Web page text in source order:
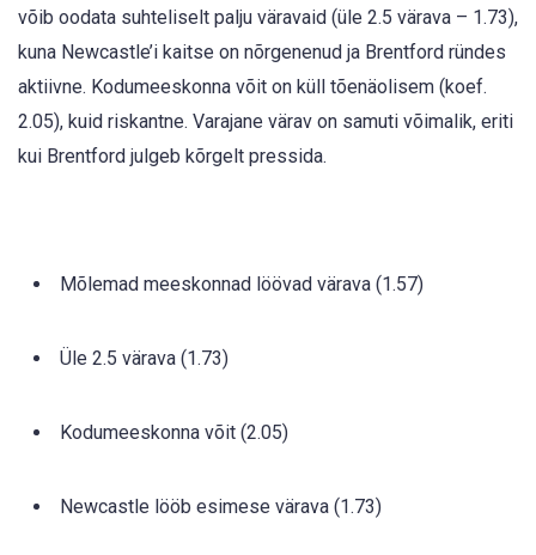
võib oodata suhteliselt palju väravaid (üle 2.5 värava – 1.73),
kuna Newcastle’i kaitse on nõrgenenud ja Brentford ründes
aktiivne. Kodumeeskonna võit on küll tõenäolisem (koef.
2.05), kuid riskantne. Varajane värav on samuti võimalik, eriti
kui Brentford julgeb kõrgelt pressida.
Mõlemad meeskonnad löövad värava (1.57)
Üle 2.5 värava (1.73)
Kodumeeskonna võit (2.05)
Newcastle lööb esimese värava (1.73)